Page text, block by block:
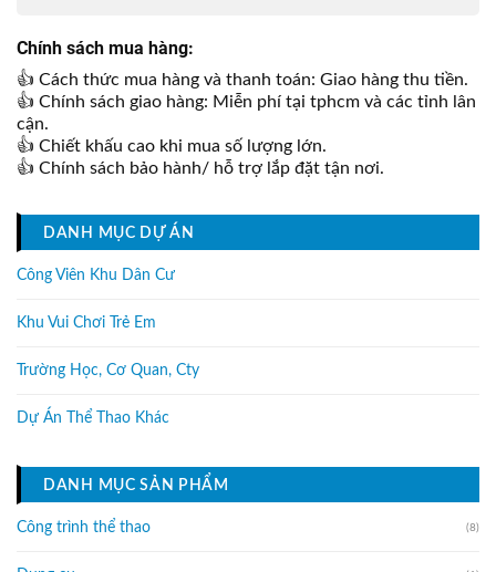
Chính sách mua hàng:
👍 Cách thức mua hàng và thanh toán: Giao hàng thu tiền.
👍 Chính sách giao hàng: Miễn phí tại tphcm và các tỉnh lân
cận.
👍 Chiết khấu cao khi mua số lượng lớn.
👍 Chính sách bảo hành/ hỗ trợ lắp đặt tận nơi.
DANH MỤC DỰ ÁN
Công Viên Khu Dân Cư
Khu Vui Chơi Trẻ Em
Trường Học, Cơ Quan, Cty
Dự Án Thể Thao Khác
DANH MỤC SẢN PHẨM
Công trình thể thao (8)